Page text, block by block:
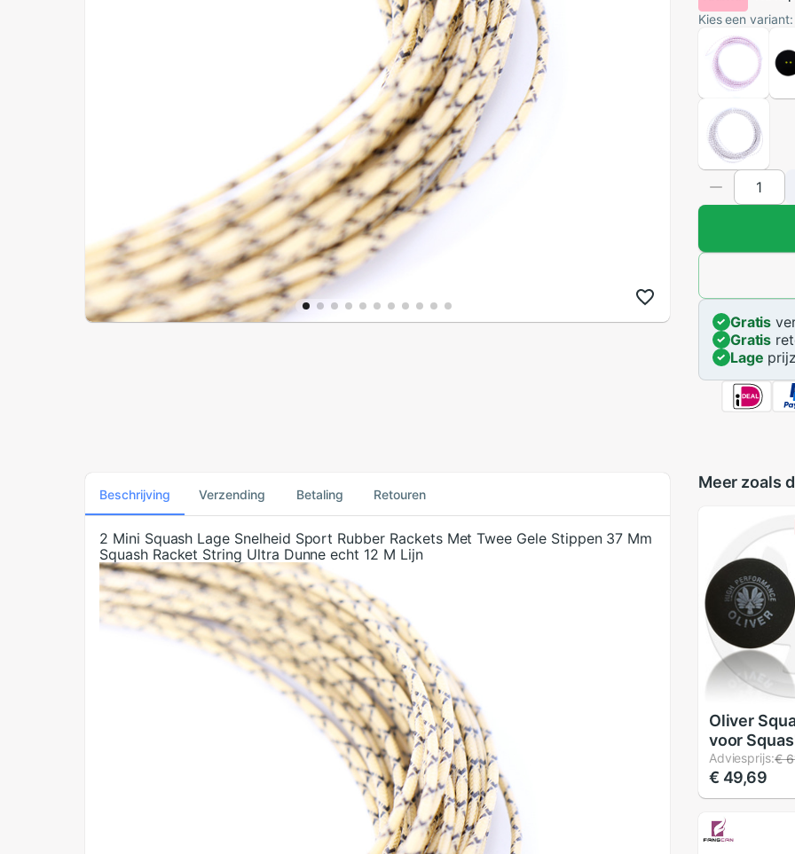
Kies een variant:
Gratis
Gratis
Lage
Beschrijving Verzending Betaling Retouren
2 Mini Squash Lage Snelheid Sport Rubber Rackets Met Twee Gele Stippen 37 Mm
Squash Racket String Ultra Dunne echt 12 M Lijn
Meer zoals
Oliver
voor
Drie
Snelheden
Adviesprijs:€
€ 49,69